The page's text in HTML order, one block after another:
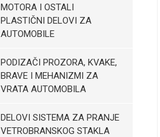
MOTORA I OSTALI
PLASTIČNI DELOVI ZA
AUTOMOBILE
PODIZAČI PROZORA, KVAKE,
BRAVE I MEHANIZMI ZA
VRATA AUTOMOBILA
DELOVI SISTEMA ZA PRANJE
VETROBRANSKOG STAKLA